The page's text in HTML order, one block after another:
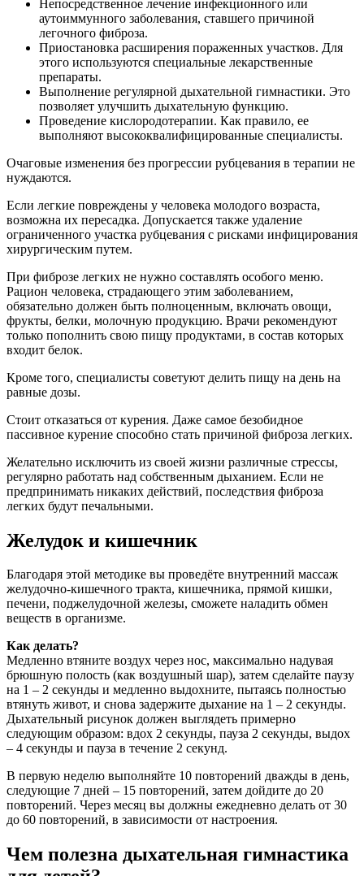
Непосредственное лечение инфекционного или
аутоиммунного заболевания, ставшего причиной
легочного фиброза.
Приостановка расширения пораженных участков. Для
этого используются специальные лекарственные
препараты.
Выполнение регулярной дыхательной гимнастики. Это
позволяет улучшить дыхательную функцию.
Проведение кислородотерапии. Как правило, ее
выполняют высококвалифицированные специалисты.
Очаговые изменения без прогрессии рубцевания в терапии не
нуждаются.
Если легкие повреждены у человека молодого возраста,
возможна их пересадка. Допускается также удаление
ограниченного участка рубцевания с рисками инфицирования
хирургическим путем.
При фиброзе легких не нужно составлять особого меню.
Рацион человека, страдающего этим заболеванием,
обязательно должен быть полноценным, включать овощи,
фрукты, белки, молочную продукцию. Врачи рекомендуют
только пополнить свою пищу продуктами, в состав которых
входит белок.
Кроме того, специалисты советуют делить пищу на день на
равные дозы.
Стоит отказаться от курения. Даже самое безобидное
пассивное курение способно стать причиной фиброза легких.
Желательно исключить из своей жизни различные стрессы,
регулярно работать над собственным дыханием. Если не
предпринимать никаких действий, последствия фиброза
легких будут печальными.
Желудок и кишечник
Благодаря этой методике вы проведёте внутренний массаж
желудочно-кишечного тракта, кишечника, прямой кишки,
печени, поджелудочной железы, сможете наладить обмен
веществ в организме.
Как делать?
Медленно втяните воздух через нос, максимально надувая
брюшную полость (как воздушный шар), затем сделайте паузу
на 1 – 2 секунды и медленно выдохните, пытаясь полностью
втянуть живот, и снова задержите дыхание на 1 – 2 секунды.
Дыхательный рисунок должен выглядеть примерно
следующим образом: вдох 2 секунды, пауза 2 секунды, выдох
– 4 секунды и пауза в течение 2 секунд.
В первую неделю выполняйте 10 повторений дважды в день,
следующие 7 дней – 15 повторений, затем дойдите до 20
повторений. Через месяц вы должны ежедневно делать от 30
до 60 повторений, в зависимости от настроения.
Чем полезна дыхательная гимнастика